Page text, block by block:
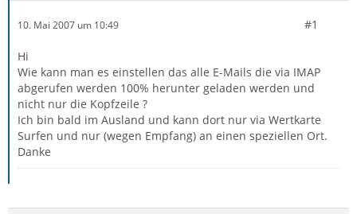
10. Mai 2007 um 10:49 #1
Hi
Wie kann man es einstellen das alle E-Mails die via IMAP
abgerufen werden 100% herunter geladen werden und
nicht nur die Kopfzeile ?
Ich bin bald im Ausland und kann dort nur via Wertkarte
Surfen und nur (wegen Empfang) an einen speziellen Ort.
Danke